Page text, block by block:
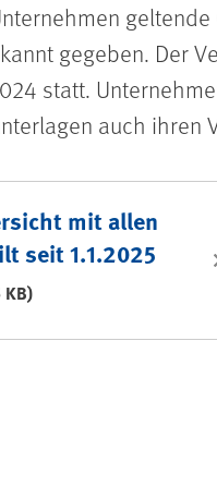
gegeben. Der
statt.
auch ihren
mit allen
seit 1.1.2025
KB)